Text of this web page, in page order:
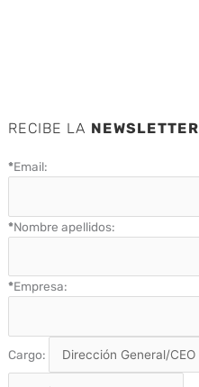
RECIBE LA NEWSLETTER
*Email:
*Nombre apellidos:
*Empresa:
Cargo: